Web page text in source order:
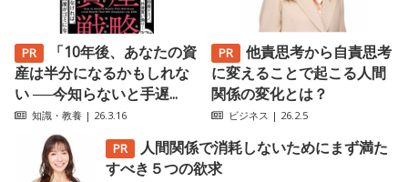
「10年後、あなたの資
産は半分になるかもしれな
い ──今知らないと手遅...
知識・教養 | 26.3.16
他責思考から自責思考
に変えることで起こる人間
関係の変化とは？
ビジネス | 26.2.5
人間関係で消耗しないためにまず満た
すべき５つの欲求